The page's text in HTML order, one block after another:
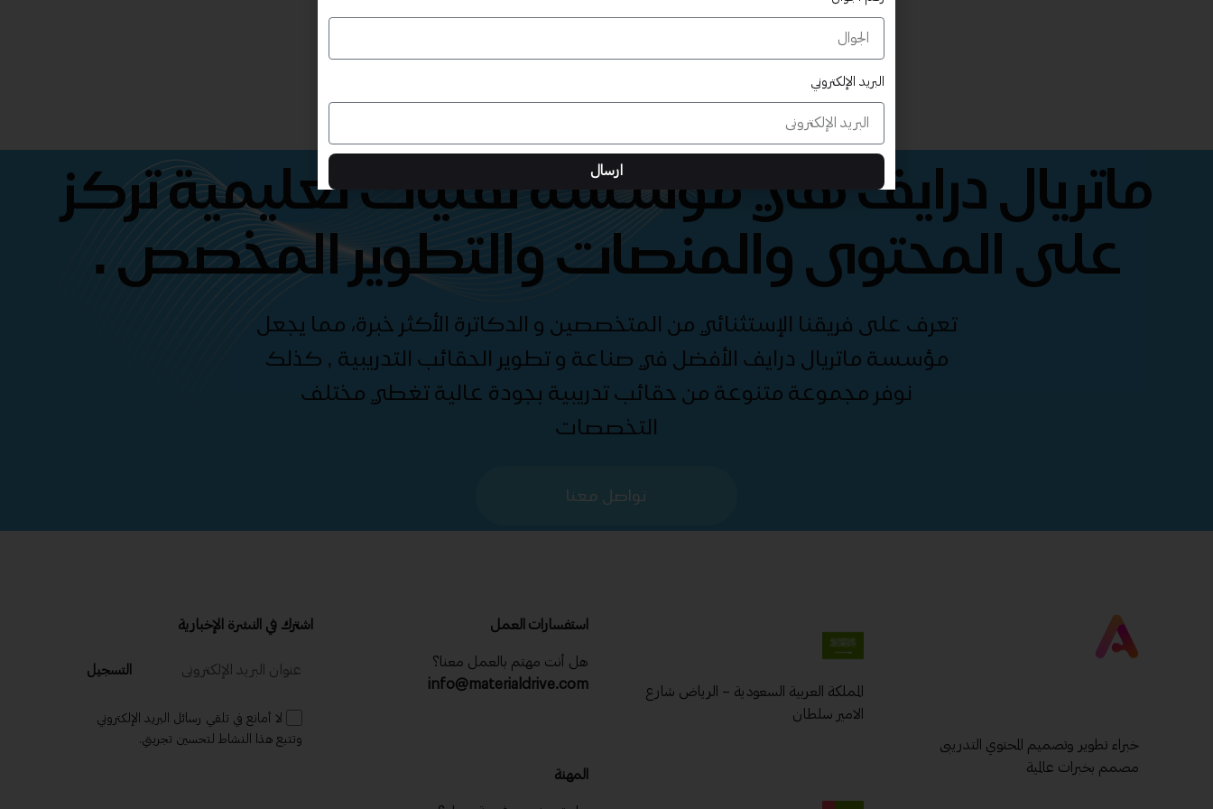
ماتريال درايف هي مؤسسة تقنيات تعليمية تركز
على المحتوى والمنصات والتطوير المخصص .
تعرف على فريقنا الإستثنائي من المتخصصين و الدكاترة الأكثر خبرة، مما يجعل
مؤسسة ماتريال درايف الأفضل في صناعة و تطوير الحقائب التدريبية , كذلك
نوفر مجموعة متنوعة من حقائب تدريبية بجودة عالية تغطي مختلف
التخصصات
تواصل معنا
خبراء تطوير وتصميم المحتوي التدريبى
مصمم بخبرات عالمية
المملكة العربية السعودية – الرياض شارع
الامير سلطان
استفسارات العمل
هل أنت مهتم بالعمل معنا؟
info@materialdrive.com
المهنة
اشترك في النشرة الإخبارية
التسجيل
لا أمانع في تلقي رسائل البريد الإلكتروني
وتتبع هذا النشاط لتحسين تجربتي.
البريد الإلكتروني
ارسال